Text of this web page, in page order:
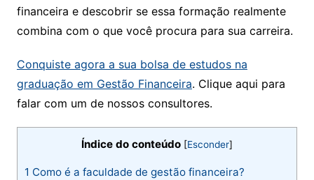
financeira e descobrir se essa formação realmente
combina com o que você procura para sua carreira.
Conquiste agora a sua bolsa de estudos na
graduação em Gestão Financeira. Clique aqui para
falar com um de nossos consultores.
Índice do conteúdo [Esconder]
1 Como é a faculdade de gestão financeira​?